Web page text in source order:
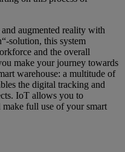
augmented reality with
solution, this system
and the overall
make your journey towards
warehouse: a multitude of
the digital tracking and
IoT allows you to
make full use of your smart